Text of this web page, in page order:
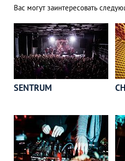
Вас могут заинтересовать
SENTRUM